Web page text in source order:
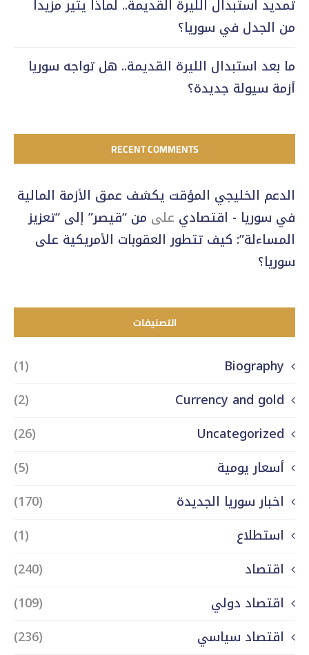
تمديد استبدال الليرة القديمة.. لماذا يثير مزيداً
من الجدل في سوريا؟
ما بعد استبدال الليرة القديمة.. هل تواجه سوريا
أزمة سيولة جديدة؟
RECENT COMMENTS
الدعم الخليجي المؤقت يكشف عمق الأزمة المالية
في سوريا - اقتصادي على من “قيصر” إلى “تعزيز
المساءلة”: كيف تتطور العقوبات الأمريكية على
سوريا؟
التصنيفات
Biography
(1)
Currency and gold
(2)
Uncategorized
(26)
أسعار يومية
(5)
اخبار سوريا الجديدة
(170)
استطلاع
(1)
اقتصاد
(240)
اقتصاد دولي
(109)
اقتصاد سياسي
(236)